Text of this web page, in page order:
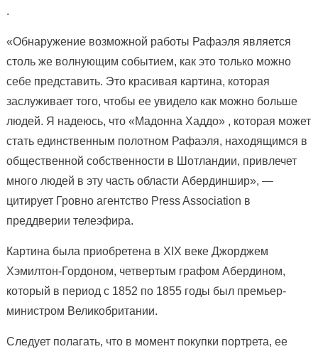
.
«Обнаружение возможной работы Рафаэля является
столь же волнующим событием, как это только можно
себе представить. Это красивая картина, которая
заслуживает того, чтобы ее увидело как можно больше
людей. Я надеюсь, что «Мадонна Хаддо» , которая может
стать единственным полотном Рафаэля, находящимся в
общественной собственности в Шотландии, привлечет
много людей в эту часть области Абердиншир», —
цитирует Гровно агентство Press Association в
преддверии телеэфира.
Картина была приобретена в XIX веке Джорджем
Хэмилтон-Гордоном, четвертым графом Абердином,
который в период с 1852 по 1855 годы был премьер-
министром Великобритании.
Следует полагать, что в момент покупки портрета, ее